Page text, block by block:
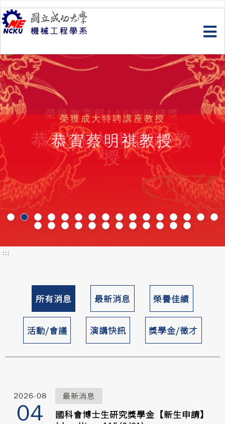
跳
到
主
要
容
榮獲成大特聘講座教授
恭賀蔡明祺教授
榮獲教育部115年師鐸獎
恭賀林大惠特聘教
授
:::
所有消息
2026-08
04
最新消息
國科會博士生研究獎學金【新生申請】
最新消息 榮譽佳績
活動/會議 演講快訊 獎學金/徵才